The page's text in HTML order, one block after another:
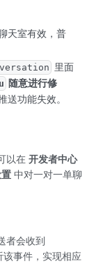
天室有效，普
里面
随意进行修
送功能失效。
以在 开发者中心
中对一对一单聊
者会收到
事件，实现相应